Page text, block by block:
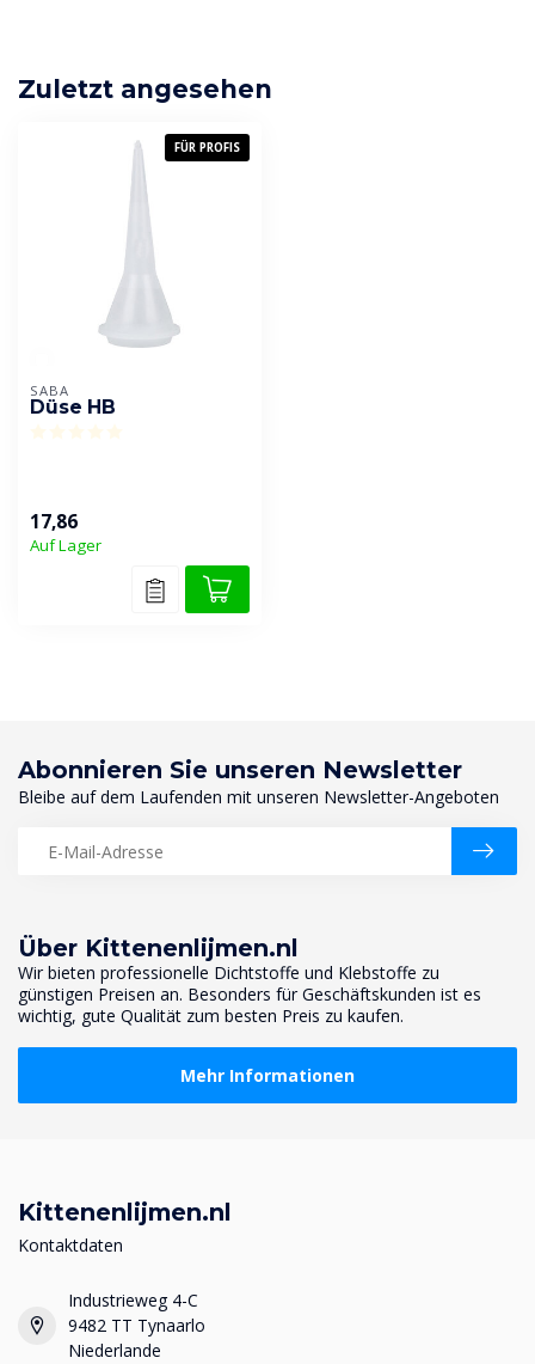
Zuletzt angesehen
FÜR PROFIS
SABA
Düse HB
17,86
Auf Lager
Über Kittenenlijmen.nl
Wir bieten professionelle Dichtstoffe und Klebstoffe zu
günstigen Preisen an. Besonders für Geschäftskunden ist es
wichtig, gute Qualität zum besten Preis zu kaufen.
Mehr Informationen
Abonnieren Sie unseren Newsletter
Bleibe auf dem Laufenden mit unseren Newsletter-Angeboten
Kittenenlijmen.nl
Kontaktdaten
Industrieweg 4-C
9482 TT Tynaarlo
Niederlande